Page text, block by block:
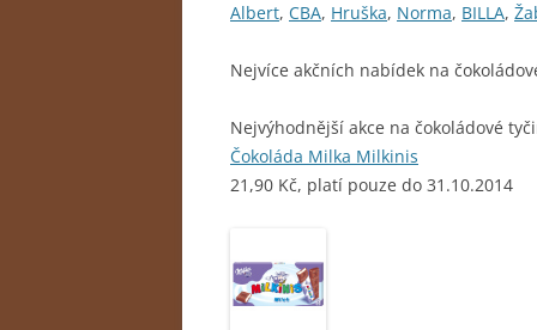
Albert, CBA, Hruška, Norma, BILLA,
Nejvíce akčních nabídek na
Nejvýhodnější akce na čokoládové
Čokoláda Milka Milkinis
21,90 Kč, platí pouze do 31.10.2014